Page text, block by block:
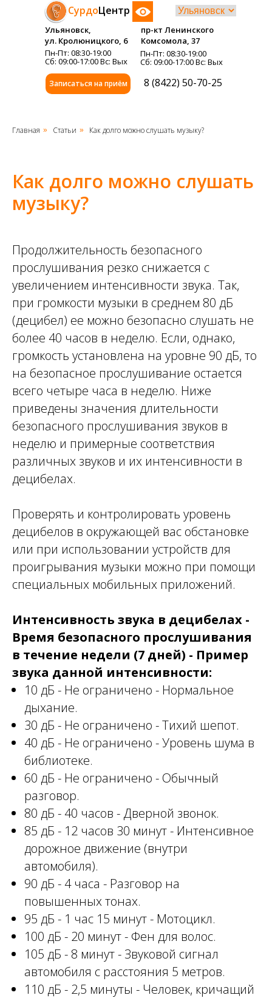
8 (8422) 50-70-25
СурдоЦентр
пр-кт Ленинского
Комсомола, 37
Пн-Пт: 08:30-19:00
Сб: 09:00-17:00 Вс: Вых
Записаться на приём
Ульяновск,
ул. Кролюницкого, 6
Пн-Пт: 08:30-19:00
Сб: 09:00-17:00 Вс: Вых
Главная » Статьи » Как долго можно слушать музыку?
Как долго можно слушать
музыку?
Продолжительность безопасного
прослушивания резко снижается с
увеличением интенсивности звука. Так,
при громкости музыки в среднем 80 дБ
(децибел) ее можно безопасно слушать не
более 40 часов в неделю. Если, однако,
громкость установлена на уровне 90 дБ, то
на безопасное прослушивание остается
всего четыре часа в неделю. Ниже
приведены значения длительности
безопасного прослушивания звуков в
неделю и примерные соответствия
различных звуков и их интенсивности в
децибелах.
Проверять и контролировать уровень
децибелов в окружающей вас обстановке
или при использовании устройств для
проигрывания музыки можно при помощи
специальных мобильных приложений.
Интенсивность звука в децибелах -
Время безопасного прослушивания
в течение недели (7 дней) - Пример
звука данной интенсивности:
10 дБ - Не ограничено - Нормальное
дыхание.
30 дБ - Не ограничено - Тихий шепот.
40 дБ - Не ограничено - Уровень шума в
библиотеке.
60 дБ - Не ограничено - Обычный
разговор.
80 дБ - 40 часов - Дверной звонок.
85 дБ - 12 часов 30 минут - Интенсивное
дорожное движение (внутри
автомобиля).
90 дБ - 4 часа - Разговор на
повышенных тонах.
95 дБ - 1 час 15 минут - Мотоцикл.
100 дБ - 20 минут - Фен для волос.
105 дБ - 8 минут - Звуковой сигнал
автомобиля с расстояния 5 метров.
110 дБ - 2,5 минуты - Человек, кричащий